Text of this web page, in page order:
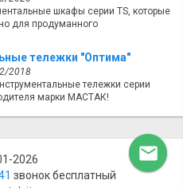
шкафы серии TS, которые
для продуманного
тележки "Оптима"
2018
тележки серии
марки МАСТАК!
2026
звонок бесплатный
